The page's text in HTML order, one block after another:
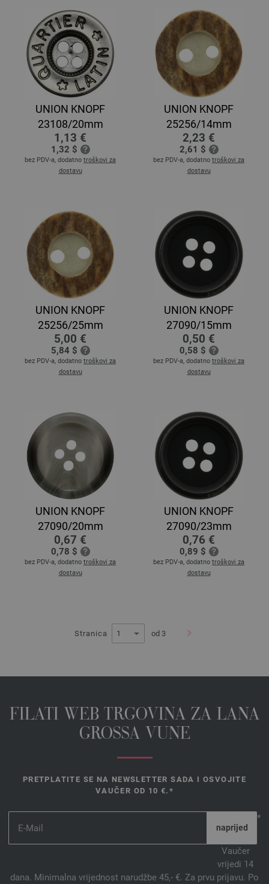
UNION KNOPF
23108/20mm
1,13 €
1,32 $
bez PDV-a, dodatno troškovi za
dostavu
UNION KNOPF
25256/14mm
2,23 €
2,61 $
bez PDV-a, dodatno troškovi za
dostavu
UNION KNOPF
25256/25mm
5,00 €
5,84 $
bez PDV-a, dodatno troškovi za
dostavu
UNION KNOPF
27090/15mm
0,50 €
0,58 $
bez PDV-a, dodatno troškovi za
dostavu
UNION KNOPF
27090/20mm
0,67 €
0,78 $
bez PDV-a, dodatno troškovi za
dostavu
UNION KNOPF
27090/23mm
0,76 €
0,89 $
bez PDV-a, dodatno troškovi za
dostavu
Stranica od 3
FILATI WEB TRGOVINA ZA LANA
GROSSA VUNE
PRETPLATITE SE NA NEWSLETTER SADA I OSVOJITE
VAUČER OD 10 €.*
*
Vaučer
vrijedi 14
dana. Minimalna vrijednost narudžbe 45,- €. Za prvu prijavu. Po